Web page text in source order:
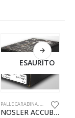
ESAURITO
PALLE CARABINA, RICARICA
NOSLER ACCUBOND CAL.30 .308 180 GR. CONF. DA 50 PZ.